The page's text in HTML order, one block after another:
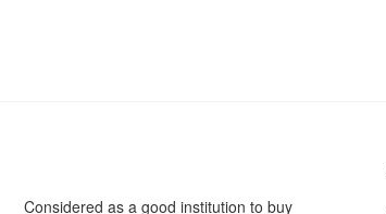
Considered as a good institution to buy